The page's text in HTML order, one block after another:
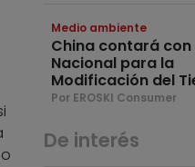
Medio ambiente
China contará con
Nacional para la
Modificación del
Por EROSKI Consumer
De interés